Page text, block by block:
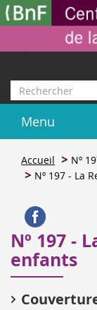
Aller
au
principal
Rechercher
Menu
Accueil
Nº
Nº 197 - La
Nº 197 -
enfants
Gestion des cookies